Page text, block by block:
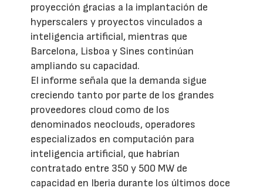
proyección gracias a la implantación de
hyperscalers y proyectos vinculados a
inteligencia artificial, mientras que
Barcelona, Lisboa y Sines continúan
ampliando su capacidad.
El informe señala que la demanda sigue
creciendo tanto por parte de los grandes
proveedores cloud como de los
denominados neoclouds, operadores
especializados en computación para
inteligencia artificial, que habrían
contratado entre 350 y 500 MW de
capacidad en Iberia durante los últimos doce